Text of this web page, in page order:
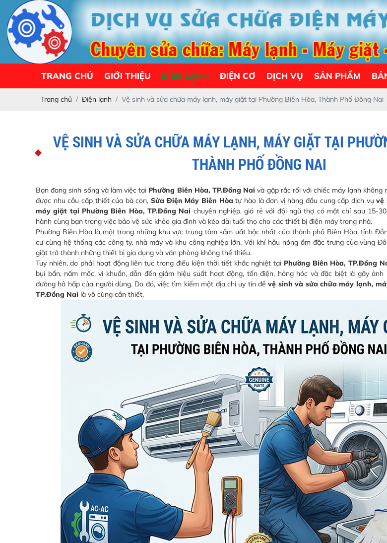
TRANG CHỦ GIỚI THIỆU ĐIỆN LẠNH ĐIỆN CƠ DỊCH VỤ SẢN PHẨM
Trang chủ Điện lạnh Vệ sinh và sửa chữa máy lạnh, máy giặt tại Phường Biên Hòa, Thành Phố Đồng Nai
VỆ SINH VÀ SỬA CHỮA MÁY LẠNH, MÁY GIẶT TẠI
THÀNH PHỐ ĐỒNG NAI
Bạn đang sinh sống và làm việc tại Phường Biên Hòa, TP.Đồng Nai và gặp rắc rối với chiếc máy lạnh không
được nhu cầu cấp thiết của bà con,Sửa Điện Máy Biên Hòa tự hào là đơn vị hàng đầu cung cấp dịch vụvệ
máy giặt tại Phường Biên Hòa, TP.Đồng Nai chuyên nghiệp, giá rẻ với đội ngũ thợ có mặt chỉ sau 15-
hành cùng bạn trong việc bảo vệ sức khỏe gia đình và kéo dài tuổi thọ cho các thiết bị điện máy trong nhà.
Phường Biên Hòa là một trong những khu vực trung tâm sầm uất bậc nhất của thành phố Biên Hòa, tỉnh
cư cùng hệ thống các công ty, nhà máy và khu công nghiệp lớn. Với khí hậu nóng ẩm đặc trưng của vùng
giặt trở thành những thiết bị gia dụng và văn phòng không thể thiếu.
Tuy nhiên, do phải hoạt động liên tục trong điều kiện thời tiết khắc nghiệt tại Phường Biên Hòa, TP.Đồng
bụi bẩn, nấm mốc, vi khuẩn, dẫn đến giảm hiệu suất hoạt động, tốn điện, hỏng hóc và đặc biệt là gây
đường hô hấp của người dùng. Do đó, việc tìm kiếm một địa chỉ uy tín đểvệ sinh và sửa chữa máy lạnh,
TP.Đồng Nai là vô cùng cần thiết.